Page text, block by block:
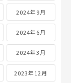
2024年9月
2024年6月
2024年3月
2023年12月